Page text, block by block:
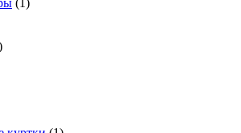
(1)